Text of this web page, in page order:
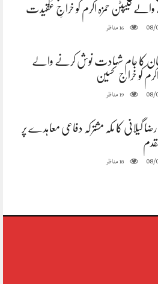
کیپٹن حمزہ اکرم کو خراجِ عقیدت
08/
16مناظر
خان کا جام شہادت نوش کرنے والے
کو خراج تحسین
08/
19مناظر
گیلانی کا مکہ مشترکہ دفاعی معاہدے پر
08/
18مناظر